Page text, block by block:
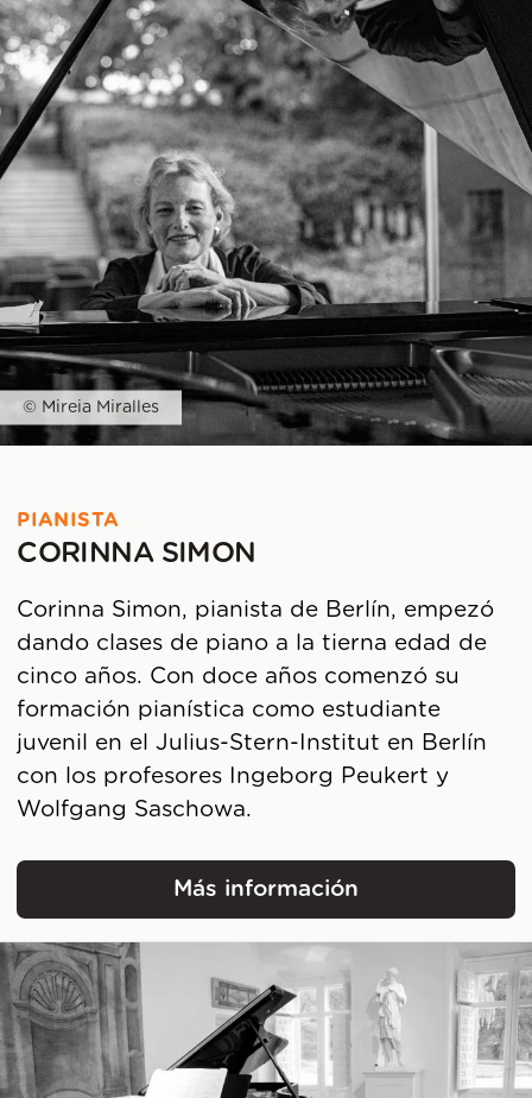
© Mireia Miralles
PIANISTA
CORINNA SIMON
Corinna Simon, pianista de Berlín, empezó
dando clases de piano a la tierna edad de
cinco años. Con doce años comenzó su
formación pianística como estudiante
juvenil en el Julius-Stern-Institut en Berlín
con los profesores Ingeborg Peukert y
Wolfgang Saschowa.
Más información
Corinna Simon